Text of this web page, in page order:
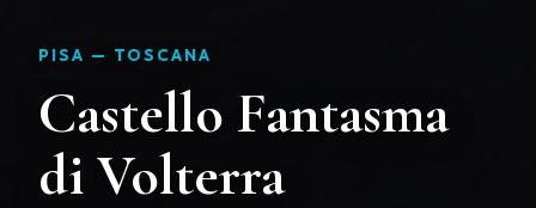
PISA — TOSCANA
Castello Fantasma
di Volterra